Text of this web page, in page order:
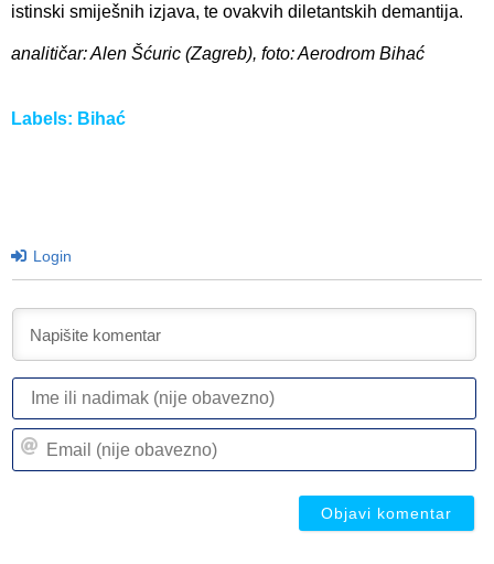
istinski smiješnih izjava, te ovakvih diletantskih demantija.
analitičar: Alen Šćuric (Zagreb), foto: Aerodrom Bihać
Labels: Bihać
Login